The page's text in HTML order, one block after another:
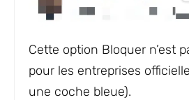
Cette option Bloquer n’est
pour les entreprises
une coche bleue).